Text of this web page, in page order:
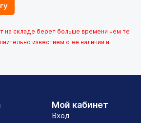
на складе берет больше времени чем те
известием о ее наличии и
Мой кабинет
Вход